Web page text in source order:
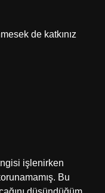
de katkınız
işlenirken
Bu